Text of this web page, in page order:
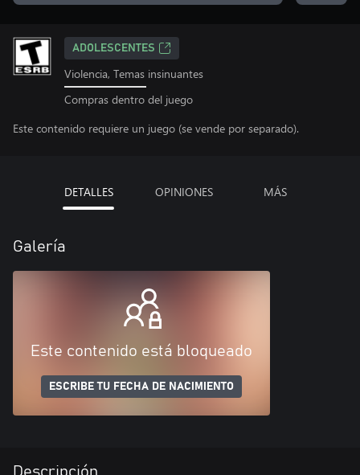
ADOLESCENTES
Violencia, Temas insinuantes
Compras dentro del juego
Este contenido requiere un juego (se vende por separado).
DETALLES OPINIONES MÁS
Galería
Este contenido está bloqueado
ESCRIBE TU FECHA DE NACIMIENTO
Descripción